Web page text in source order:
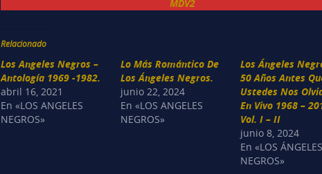
MDV2
Relacionado
Los Angeles Negros –
Antología 1969 -1982.
abril 16, 2021
En «LOS ANGELES
NEGROS»
Lo Más Romántico De
Los Ángeles Negros.
junio 22, 2024
En «LOS ANGELES
NEGROS»
Los Ángeles
50 Años Antes
Ustedes Nos
En Vivo 1968 –
Vol. I – II
junio 8, 2024
En «LOS ÁNGELES
NEGROS»